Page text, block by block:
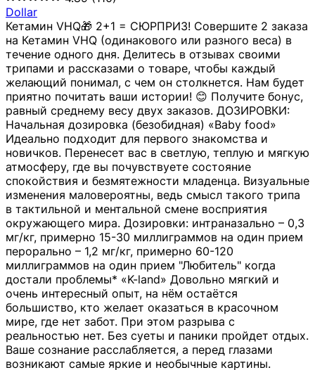
Dollar
Кетамин VHQ🎁 2+1 = СЮРПРИЗ! Совершите 2 заказа
на Кетамин VHQ (одинакового или разного веса) в
течение одного дня. Делитесь в отзывах своими
трипами и рассказами о товаре, чтобы каждый
желающий понимал, с чем он столкнется. Нам будет
приятно почитать ваши истории! 😊 Получите бонус,
равный среднему весу двух заказов. ДОЗИРОВКИ:
Начальная дозировка (безобидная) «Baby food»
Идеально подходит для первого знакомства и
новичков. Перенесет вас в светлую, теплую и мягкую
атмосферу, где вы почувствуете состояние
спокойствия и безмятежности младенца. Визуальные
изменения маловероятны, ведь смысл такого трипа
в тактильной и ментальной смене восприятия
окружающего мира. Дозировки: интраназально – 0,3
мг/кг, примерно 15-30 миллиграммов на один прием
перорально – 1,2 мг/кг, примерно 60-120
миллиграммов на один прием "Любитель" когда
достали проблемы* «K-land» Довольно мягкий и
очень интересный опыт, на нём остаётся
большиство, кто желает оказаться в красочном
мире, где нет забот. При этом разрыва с
реальностью нет. Без суеты и паники пройдет отдых.
Ваше сознание расслабляется, а перед глазами
возникают самые яркие и необычные картины.